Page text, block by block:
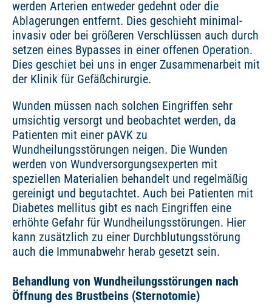
werden Arterien entweder gedehnt oder die
Ablagerungen entfernt. Dies geschieht minimal-
invasiv oder bei größeren Verschlüssen auch durch
setzen eines Bypasses in einer offenen Operation.
Dies geschiet bei uns in enger Zusammenarbeit mit
der Klinik für Gefäßchirurgie.
Wunden müssen nach solchen Eingriffen sehr
umsichtig versorgt und beobachtet werden, da
Patienten mit einer pAVK zu
Wundheilungsstörungen neigen. Die Wunden
werden von Wundversorgungsexperten mit
speziellen Materialien behandelt und regelmäßig
gereinigt und begutachtet. Auch bei Patienten mit
Diabetes mellitus gibt es nach Eingriffen eine
erhöhte Gefahr für Wundheilungsstörungen. Hier
kann zusätzlich zu einer Durchblutungsstörung
auch die Immunabwehr herab gesetzt sein.
Behandlung von Wundheilungsstörungen nach
Öffnung des Brustbeins (Sternotomie)